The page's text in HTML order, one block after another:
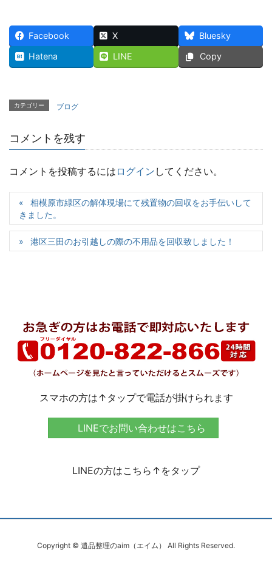
Facebook X
Bluesky
Hatena
LINE Copy
カテゴリー ブログ
コメントを残す
コメントを投稿するには ログイン してください。
相模原市緑区の解体現場にて残置物の回収をお手伝いして
きました。
港区三田のお引越しの際の不用品を回収致しました！
スマホの方は↑タップで電話が掛けられます
LINEでお問い合わせはこちら
LINEの方はこちら↑をタップ
Copyright © 遺品整理のaim（エイム） All Rights Reserved.